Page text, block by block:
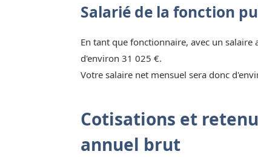
Salarié de la fonction
En tant que fonctionnaire, avec un
d'environ 31 025 €.
Votre salaire net mensuel sera donc
Cotisations et
annuel brut